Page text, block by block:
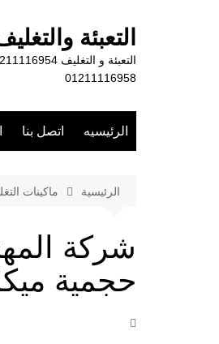
التعبئة
01211116958
الرئيسيه اتصل بنا
الرئيسية ماكينات
شركة
حجمية